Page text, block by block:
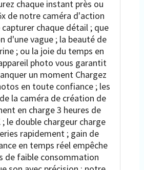
chaque instant près ou
de notre caméra d'action
chaque détail ; que
d'une vague ; la beauté de
; ou la joie du temps en
photo vous garantit
un moment Chargez
en toute confiance ; les
la caméra de création de
en charge 3 heures de
; le double chargeur charge
rapidement ; gain de
en temps réel empêche
de faible consommation